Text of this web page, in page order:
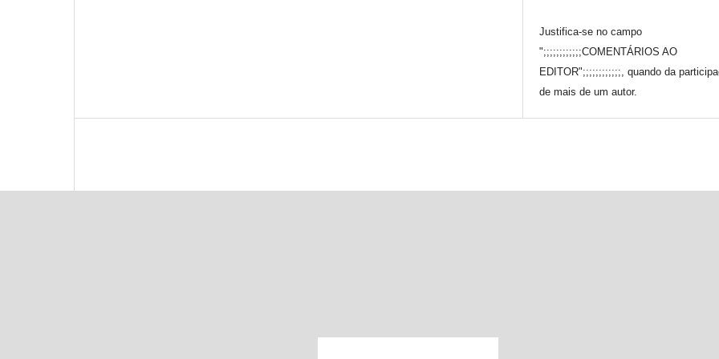
Justifica-se no campo
";;;;;;;;;;;;COMENTÁRIOS AO
EDITOR";;;;;;;;;;;;, quando da
de mais de um autor.